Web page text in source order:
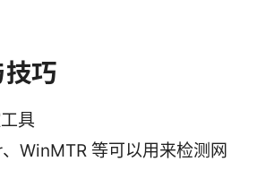
巧
具
WinMTR 等可以用来检测网